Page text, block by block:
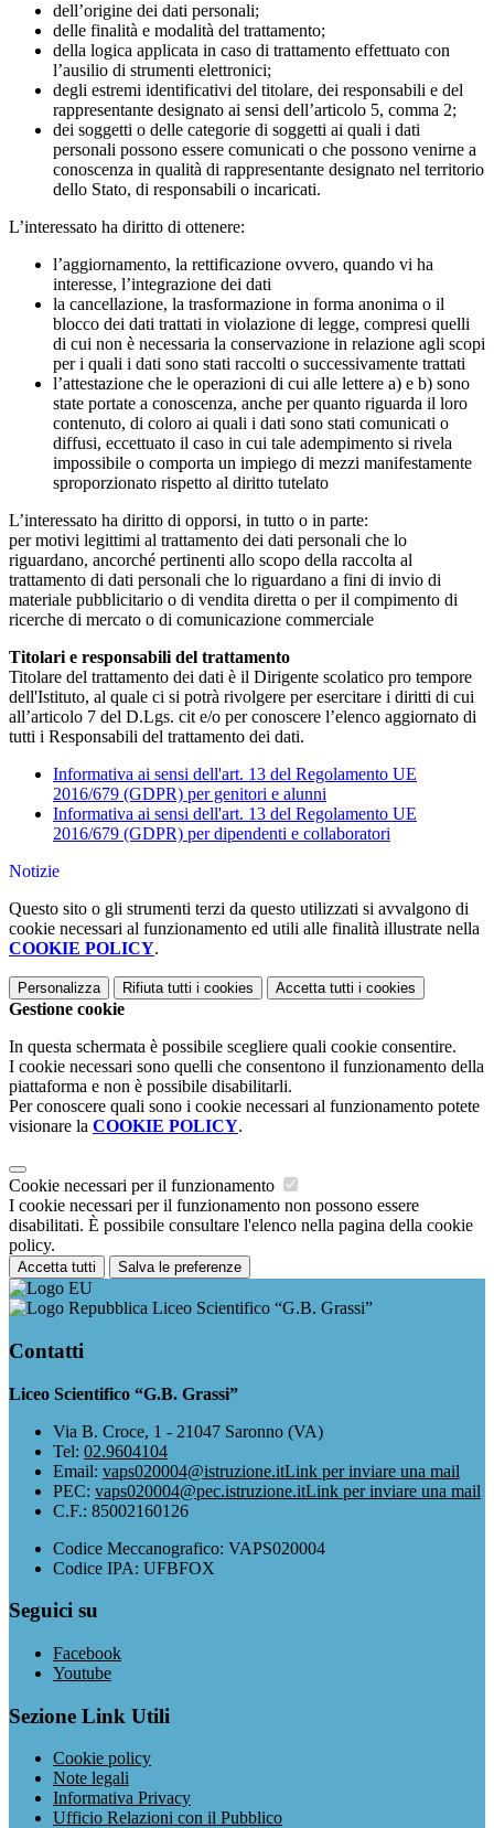
dell’origine dei dati personali;
delle finalità e modalità del trattamento;
della logica applicata in caso di trattamento effettuato con
l’ausilio di strumenti elettronici;
degli estremi identificativi del titolare, dei responsabili e del
rappresentante designato ai sensi dell’articolo 5, comma 2;
dei soggetti o delle categorie di soggetti ai quali i dati
personali possono essere comunicati o che possono venirne a
conoscenza in qualità di rappresentante designato nel territorio
dello Stato, di responsabili o incaricati.
L’interessato ha diritto di ottenere:
l’aggiornamento, la rettificazione ovvero, quando vi ha
interesse, l’integrazione dei dati
la cancellazione, la trasformazione in forma anonima o il
blocco dei dati trattati in violazione di legge, compresi quelli
di cui non è necessaria la conservazione in relazione agli scopi
per i quali i dati sono stati raccolti o successivamente trattati
l’attestazione che le operazioni di cui alle lettere a) e b) sono
state portate a conoscenza, anche per quanto riguarda il loro
contenuto, di coloro ai quali i dati sono stati comunicati o
diffusi, eccettuato il caso in cui tale adempimento si rivela
impossibile o comporta un impiego di mezzi manifestamente
sproporzionato rispetto al diritto tutelato
L’interessato ha diritto di opporsi, in tutto o in parte:
per motivi legittimi al trattamento dei dati personali che lo
riguardano, ancorché pertinenti allo scopo della raccolta al
trattamento di dati personali che lo riguardano a fini di invio di
materiale pubblicitario o di vendita diretta o per il compimento di
ricerche di mercato o di comunicazione commerciale
Titolari e responsabili del trattamento
Titolare del trattamento dei dati è il Dirigente scolatico pro tempore
dell'Istituto, al quale ci si potrà rivolgere per esercitare i diritti di cui
all’articolo 7 del D.Lgs. cit e/o per conoscere l’elenco aggiornato di
tutti i Responsabili del trattamento dei dati.
Informativa ai sensi dell'art. 13 del Regolamento UE
2016/679 (GDPR) per genitori e alunni
Informativa ai sensi dell'art. 13 del Regolamento UE
2016/679 (GDPR) per dipendenti e collaboratori
Notizie
Questo sito o gli strumenti terzi da questo utilizzati si avvalgono di
cookie necessari al funzionamento ed utili alle finalità illustrate nella
COOKIE POLICY.
Personalizza Rifiuta tutti i cookies Accetta tutti i cookies
Gestione cookie
In questa schermata è possibile scegliere quali cookie consentire.
I cookie necessari sono quelli che consentono il funzionamento della
piattaforma e non è possibile disabilitarli.
Per conoscere quali sono i cookie necessari al funzionamento potete
visionare la COOKIE POLICY.
Cookie necessari per il funzionamento
I cookie necessari per il funzionamento non possono essere
disabilitati. È possibile consultare l'elenco nella pagina della cookie
policy.
Accetta tutti Salva le preferenze
Liceo Scientifico “G.B. Grassi”
Contatti
Liceo Scientifico “G.B. Grassi”
Via B. Croce, 1 - 21047 Saronno (VA)
Tel: 02.9604104
Email: vaps020004@istruzione.itLink per inviare una mail
PEC: vaps020004@pec.istruzione.itLink per inviare una mail
C.F.: 85002160126
Codice Meccanografico: VAPS020004
Codice IPA: UFBFOX
Seguici su
Facebook
Youtube
Sezione Link Utili
Cookie policy
Note legali
Informativa Privacy
Ufficio Relazioni con il Pubblico